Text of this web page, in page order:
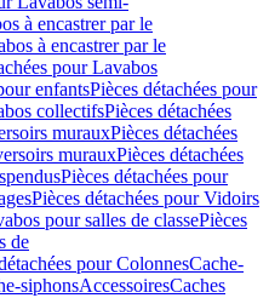
à encastrer par le
à encastrer par le
pour Lavabos
enfantsPièces détachées pour
collectifsPièces détachées
murauxPièces détachées
murauxPièces détachées
Pièces détachées pour
Pièces détachées pour Vidoirs
pour salles de classePièces
de
pour ColonnesCache-
siphonsAccessoiresCaches